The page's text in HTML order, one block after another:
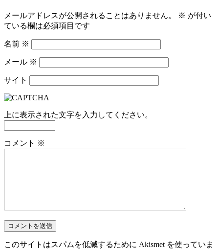
メールアドレスが公開されることはありません。 ※ が付い
ている欄は必須項目です
名前 ※
メール ※
サイト
上に表示された文字を入力してください。
コメント ※
このサイトはスパムを低減するために Akismet を使っていま